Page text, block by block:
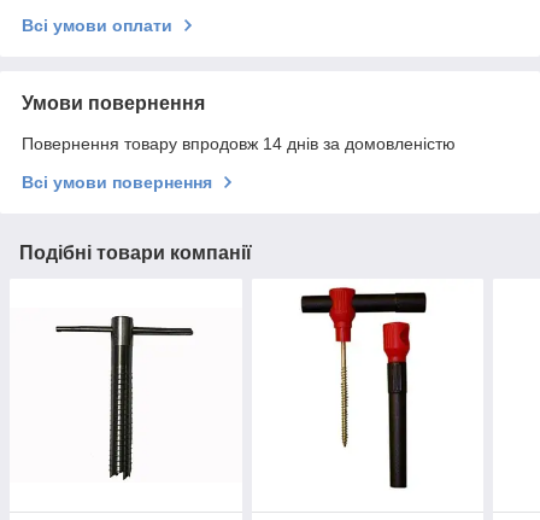
Всі умови оплати
Умови повернення
Повернення товару впродовж 14 днів за домовленістю
Всі умови повернення
Подібні товари компанії